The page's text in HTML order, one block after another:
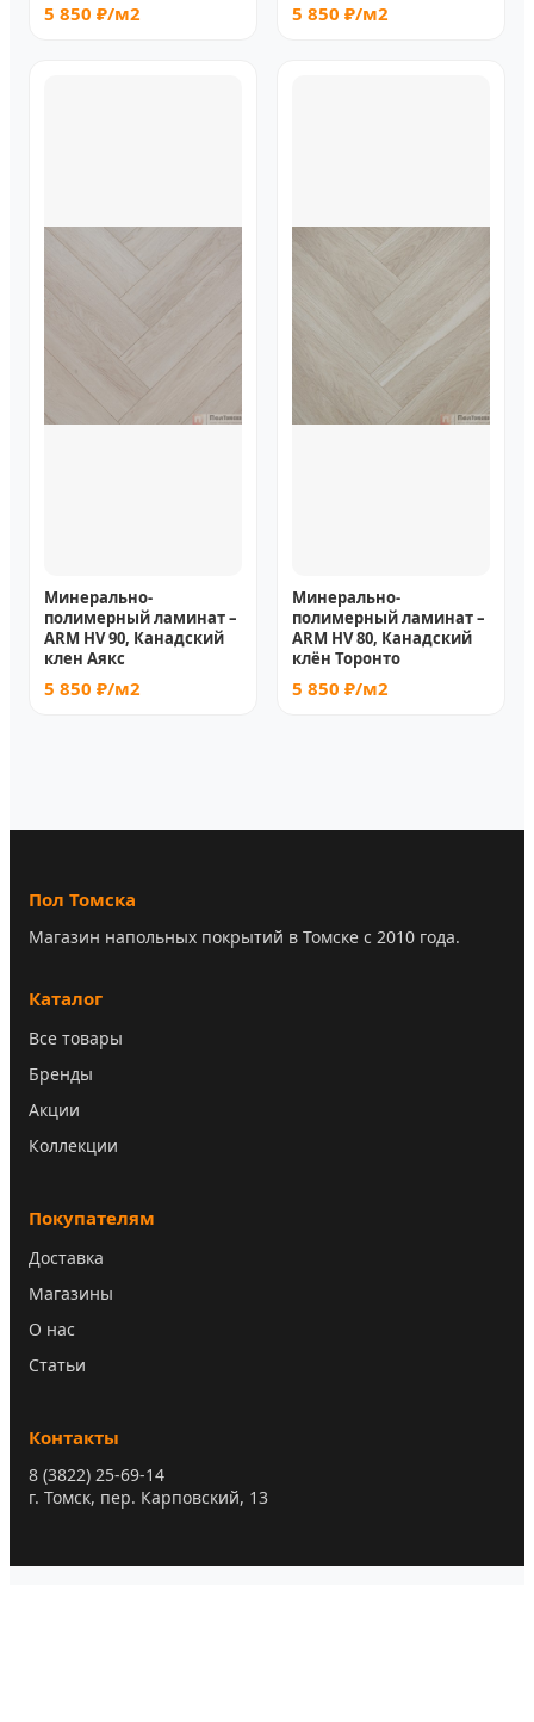
5 850 ₽/м2 5 850 ₽/м2
Минерально-
полимерный ламинат –
ARM HV 90, Канадский
клен Аякс
5 850 ₽/м2
Минерально-
полимерный ламинат –
ARM HV 80, Канадский
клён Торонто
5 850 ₽/м2
Пол Томска
Магазин напольных покрытий в Томске с 2010 года.
Каталог
Все товары
Бренды
Акции
Коллекции
Покупателям
Доставка
Магазины
О нас
Статьи
Контакты
8 (3822) 25-69-14
г. Томск, пер. Карповский, 13